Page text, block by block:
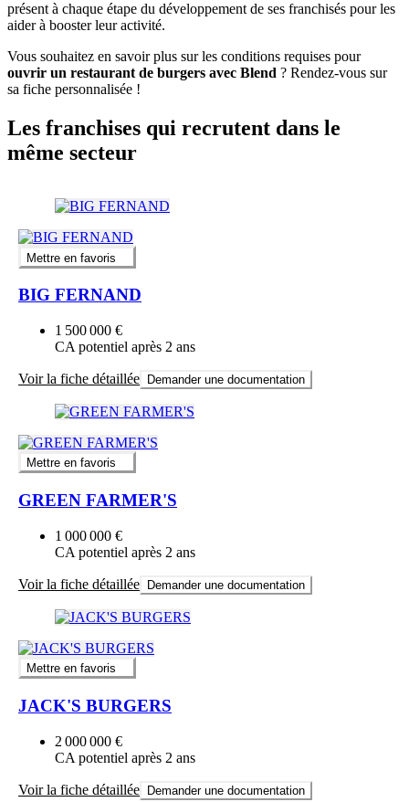
présent à chaque étape du développement de ses franchisés pour les
aider à booster leur activité.
Vous souhaitez en savoir plus sur les conditions requises pour
ouvrir un restaurant de burgers avec Blend ? Rendez-vous sur
sa fiche personnalisée !
Les franchises qui recrutent dans le
même secteur
Mettre en favoris
BIG FERNAND
1 500 000 €
CA potentiel après 2 ans
Voir la fiche détaillée Demander une documentation
Mettre en favoris
GREEN FARMER'S
1 000 000 €
CA potentiel après 2 ans
Voir la fiche détaillée Demander une documentation
Mettre en favoris
JACK'S BURGERS
2 000 000 €
CA potentiel après 2 ans
Voir la fiche détaillée Demander une documentation